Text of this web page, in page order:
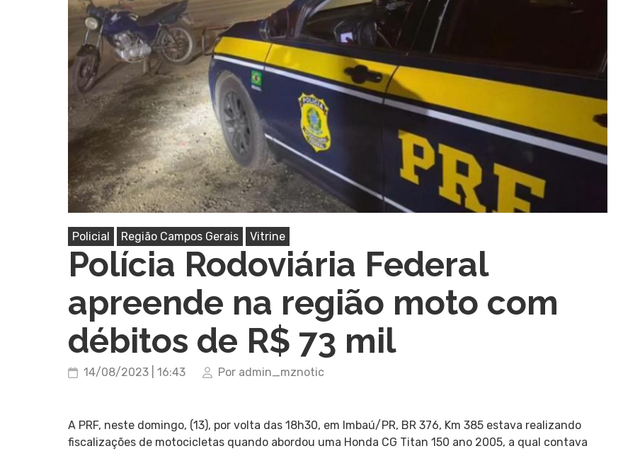
Pressione Enter para pesquisar ou ESC para fechar
Policial Região Campos Gerais Vitrine
Polícia Rodoviária Federal
apreende na região moto com
débitos de R$ 73 mil
14/08/2023 | 16:43 Por admin_mznotic
A PRF, neste domingo, (13), por volta das 18h30, em Imbaú/PR, BR 376, Km 385 estava realizando
fiscalizações de motocicletas quando abordou uma Honda CG Titan 150 ano 2005, a qual contava